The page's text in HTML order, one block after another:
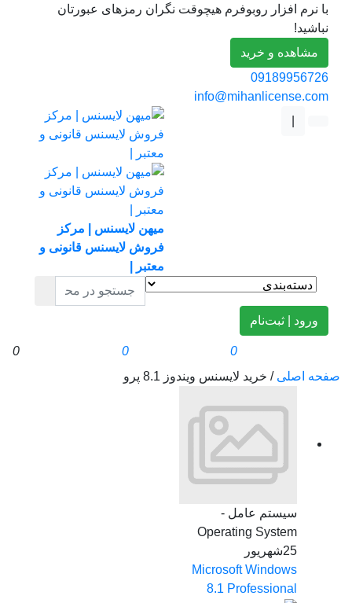
با نرم افزار روبوفرم هیچوقت نگران رمزهای عبورتان
نباشید!
مشاهده و خرید
09189956726
info@mihanlicense.com
میهن لایسنس | مرکز
فروش لایسنس قانونی و
معتبر |
ورود | ثبت‌نام
صفحه اصلی/ خرید لایسنس ویندوز 8.1 پرو
سیستم عامل -
Operating System
25شهریور
Microsoft Windows
8.1 Professional